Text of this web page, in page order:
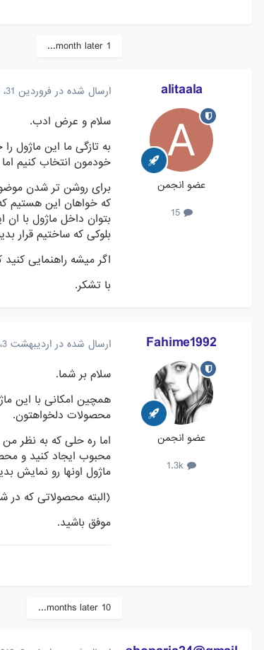
1 month later...
alitaala
عضو انجمن
15
ارسال شده در فروردین 31، 2016
سلام و عرض ادب.
به تازگی ما این ماژول
خودمون انتخاب کنیم اما
برای روشن تر شدن
بتوان داخل ماژول با ان
بلوکی که ساختیم قرار
اگر میشه راهنمایی کنید
با تشکر.
Fahime1992
عضو انجمن
ارسال شده در اردیبهشت 3، 2016
سلام بر شما.
همچین امکانی با این
محصولات دلخواهتون.
اما ره حلی که به نظر
محبوب ایجاد کنید و
ماژول اونها رو نمایش
(البته محصولاتی که
موفق باشید.
10 months later...